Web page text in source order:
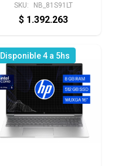
SKU: NB_81S91LT
$ 1.392.263
Disponible 4 a 5hs